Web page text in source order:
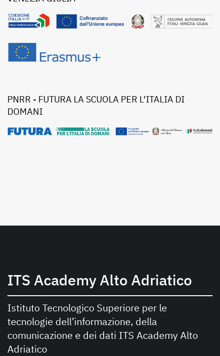
PNRR - FUTURA LA SCUOLA PER L’ITALIA DI
DOMANI
ITS Academy Alto Adriatico
Istituto Tecnologico Superiore per le
tecnologie dell’informazione, della
comunicazione e dei dati ITS Academy Alto
Adriatico